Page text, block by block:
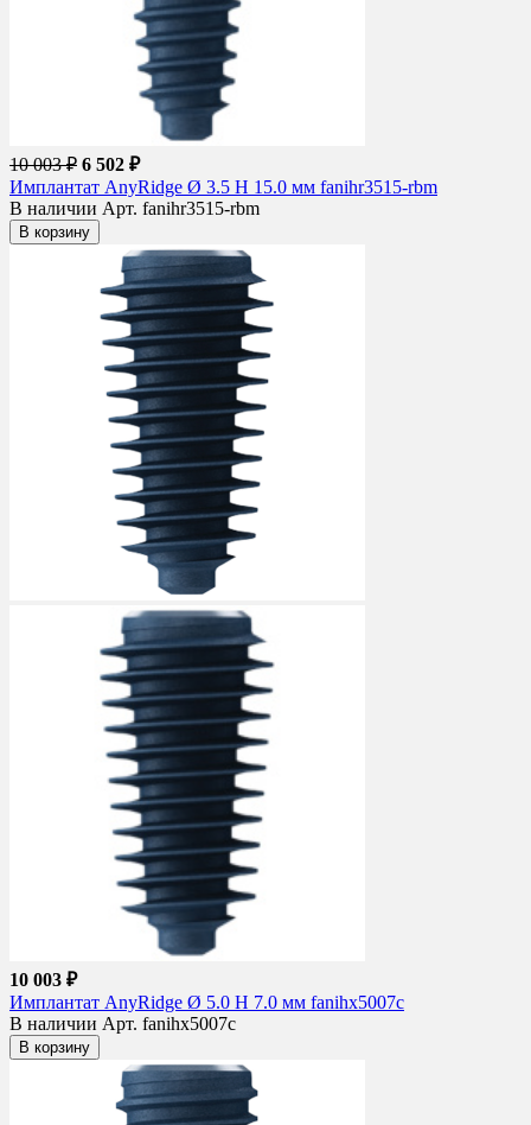
10 003 ₽ 6 502 ₽
Имплантат AnyRidge Ø 3.5 H 15.0 мм fanihr3515-rbm
В наличии Арт. fanihr3515-rbm
В корзину
10 003 ₽
Имплантат AnyRidge Ø 5.0 H 7.0 мм fanihx5007c
В наличии Арт. fanihx5007c
В корзину